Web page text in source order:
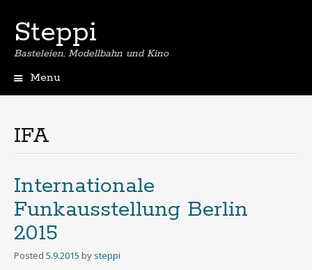
Steppi
Basteleien, Modellbahn und Kino
Menu
IFA
Internationale
Funkausstellung Berlin
2015
Posted 5.9.2015 by steppi